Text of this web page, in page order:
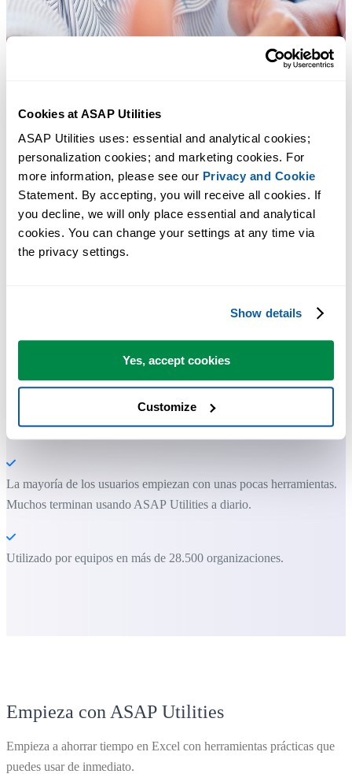
Cookies at ASAP Utilities
ASAP Utilities uses: essential and analytical cookies;
personalization cookies; and marketing cookies. For
more information, please see our Privacy and Cookie
Statement. By accepting, you will receive all cookies. If
you decline, we will only place essential and analytical
cookies. You can change your settings at any time via
the privacy settings.
Show details
Yes, accept cookies
Customize
Ahorra tiempo en Excel. Así de fácil.
ASAP Utilities te ayuda a ahorrar tiempo y a hacer cosas que Excel
por sí solo no puede hacer.
Puede empezar de inmediato. No se necesita formación.
La mayoría de los usuarios empiezan con unas pocas herramientas.
Muchos terminan usando ASAP Utilities a diario.
Utilizado por equipos en más de 28.500 organizaciones.
Empieza con ASAP Utilities
Empieza a ahorrar tiempo en Excel con herramientas prácticas que
puedes usar de inmediato.